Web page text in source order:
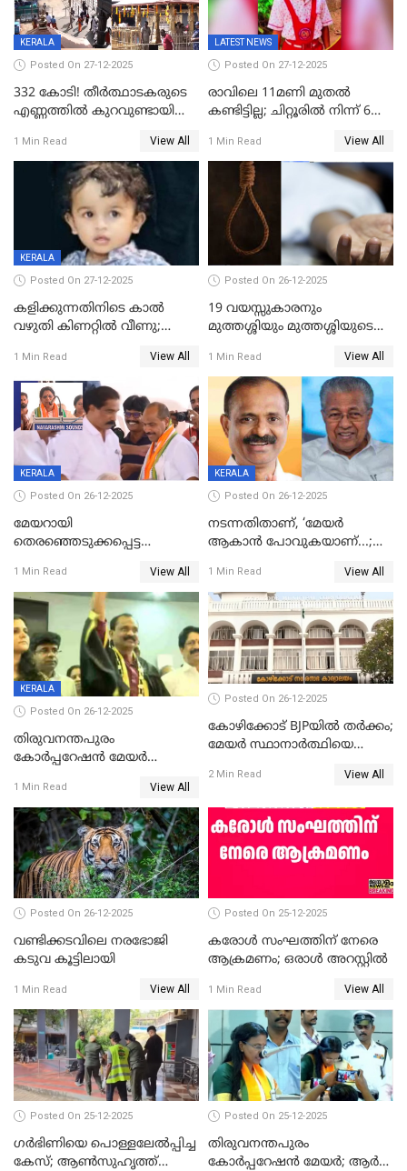
KERALA
Posted On 27-12-2025
332 കോടി! തീർത്ഥാടകരുടെ
എണ്ണത്തിൽ കുറവുണ്ടായിട്ടും
കുതിച്ചുയരുന്നു
1 Min Read View All
LATEST NEWS
Posted On 27-12-2025
രാവിലെ 11മണി മുതൽ
കണ്ടിട്ടില്ല; ചിറ്റൂരിൽ നിന്ന് 6
1 Min Read View All
KERALA
Posted On 27-12-2025
കളിക്കുന്നതിനിടെ കാൽ
വഴുതി കിണറ്റിൽ വീണു;
ദാരുണാന്ത്യം
1 Min Read View All
Posted On 26-12-2025
19 വയസ്സുകാരനും
മുത്തശ്ശിയും മുത്തശ്ശിയുടെ
മരിച്ചനിലയിൽ
1 Min Read View All
KERALA
Posted On 26-12-2025
മേയറായി
തെരഞ്ഞെടുക്കപ്പെട്ട
ആദ്യ വോട്ട് അസാധു; കണ്ണൂർ
ഡെപ്യൂട്ടി മേയർ സ്ഥാനത്ത്
താഹിറിന് വിജയം
1 Min Read View All
KERALA
Posted On 26-12-2025
നടന്നതിതാണ്, ‘മേയർ
ആകാൻ പോവുകയാണ്...;
മുഖ്യമന്ത്രിയുടെ ഓഫീസ്
തന്നെ വിശദീകരിയ്ക്കുന്നു;
സത്യമിതാണ്
1 Min Read View All
KERALA
Posted On 26-12-2025
തിരുവനന്തപുരം
കോര്‍പ്പറേഷന്‍ മേയര്‍
ഹൈക്കോടതിയിലേക്ക്;
സത്യപ്രതിജ്ഞ ചടങ്ങില്‍
ചട്ടലംഘനമെന്ന് പാർട്ടി
1 Min Read View All
Posted On 26-12-2025
കോഴിക്കോട് BJPയിൽ തർക്കം;
മേയർ സ്ഥാനാർത്ഥിയെ
2 Min Read View All
Posted On 26-12-2025
വണ്ടിക്കടവിലെ നരഭോജി
കടുവ കൂട്ടിലായി
1 Min Read View All
Posted On 25-12-2025
കരോള്‍ സംഘത്തിന് നേരെ
ആക്രമണം; ഒരാള്‍ അറസ്റ്റില്‍
1 Min Read View All
Posted On 25-12-2025
ഗര്‍ഭിണിയെ പൊള്ളലേല്‍പ്പിച്ച
കേസ്; ആണ്‍സുഹൃത്ത്
Posted On 25-12-2025
തിരുവനന്തപുരം
കോര്‍പ്പറേഷന്‍ മേയർ; ആര്‍